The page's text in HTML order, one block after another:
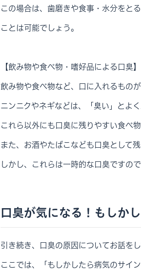
この場合は、歯磨きや食事・水分をと
ことは可能でしょう。
【飲み物や食べ物・嗜好品による口臭】
飲み物や食べ物など、口に入れるもの
ニンニクやネギなどは、「臭い」とよ
これら以外にも口臭に残りやすい食べ
また、お酒やたばこなども口臭として残
しかし、これらは一時的な口臭ですの
口臭が気になる！もしか
引き続き、口臭の原因についてお話をし
ここでは、「もしかしたら病気のサイ